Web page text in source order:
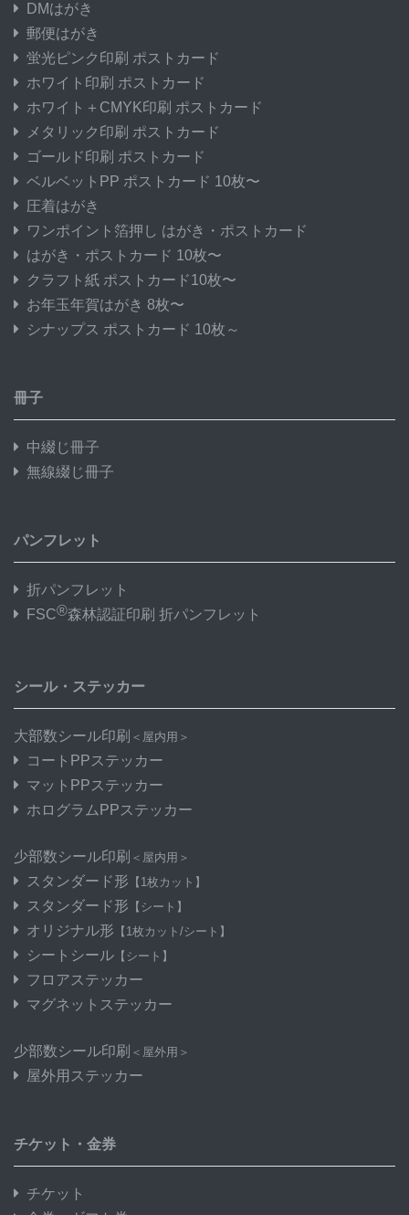
DMはがき
郵便はがき
蛍光ピンク印刷 ポストカード
ホワイト印刷 ポストカード
ホワイト＋CMYK印刷 ポストカード
メタリック印刷 ポストカード
ゴールド印刷 ポストカード
ベルベットPP ポストカード 10枚〜
圧着はがき
ワンポイント箔押し はがき・ポストカード
はがき・ポストカード 10枚〜
クラフト紙 ポストカード10枚〜
お年玉年賀はがき 8枚〜
シナップス ポストカード 10枚～
冊子
中綴じ冊子
無線綴じ冊子
パンフレット
折パンフレット
FSC®森林認証印刷 折パンフレット
シール・ステッカー
大部数シール印刷 ＜屋内用＞
コートPPステッカー
マットPPステッカー
ホログラムPPステッカー
少部数シール印刷 ＜屋内用＞
スタンダード形 【1枚カット】
スタンダード形 【シート】
オリジナル形 【1枚カット/シート】
シートシール 【シート】
フロアステッカー
マグネットステッカー
少部数シール印刷 ＜屋外用＞
屋外用ステッカー
チケット・金券
チケット